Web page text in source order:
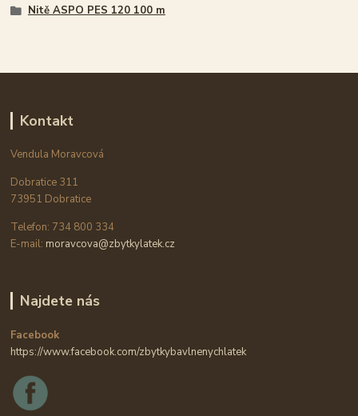
Nitě ASPO PES 120 100 m
Kontakt
Vendula Moravcová
Dobratice 311
73951 Dobratice
Telefon: 734 800 334
E-mail: moravcova@zbytkylatek.cz
Najdete nás
Facebook
https://www.facebook.com/zbytkybavlnenychlatek